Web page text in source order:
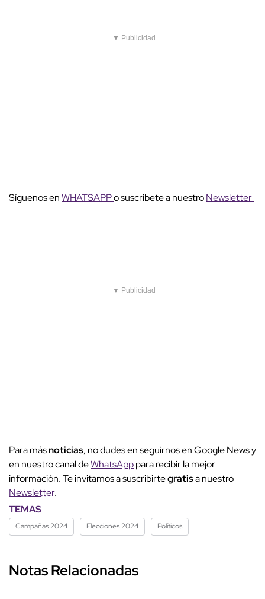
▼ Publicidad
Síguenos enWHATSAPPo suscribete a nuestroNewsletter
▼ Publicidad
Para másnoticias, no dudes en seguirnos en Google News y
en nuestro canal deWhatsApppara recibir la mejor
información. Te invitamos a suscribirtegratisa nuestro
Newsletter.
TEMAS
Campañas 2024 Elecciones 2024 Políticos
Notas Relacionadas